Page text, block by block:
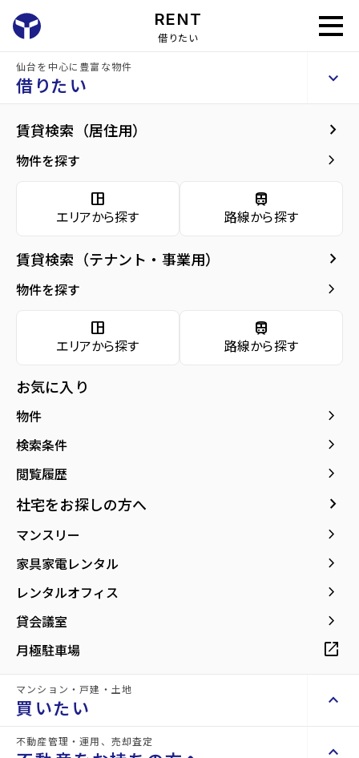
RENT
借りたい
仙台を中心に豊富な物件
借りたい keyboard_arrow_up
賃貸検索（居住用） keyboard_arrow_right
物件を探す keyboard_arrow_right
space_dashboard
エリアから探す
train
路線から探す
賃貸検索（テナント・事業用） keyboard_arrow_right
物件を探す keyboard_arrow_right
space_dashboard
エリアから探す
train
路線から探す
お気に入り
物件 keyboard_arrow_right
検索条件 keyboard_arrow_right
閲覧履歴 keyboard_arrow_right
社宅をお探しの方へ keyboard_arrow_right
マンスリー keyboard_arrow_right
家具家電レンタル keyboard_arrow_right
レンタルオフィス keyboard_arrow_right
貸会議室 keyboard_arrow_right
月極駐車場 open_in_new
マンション・戸建・土地
買いたい keyboard_arrow_up
不動産を買いたい方へ keyboard_arrow_right
不動産管理・運用、売却査定
keyboard_arrow_up
貸事務所 三井住友銀行仙台ビル
建物概要
現在募集中の物件arrow_forward
arrow_forward
地図・周辺環境 arrow_forward
三井住友銀行仙台ビル
種別／構造
仙石線/あおば通駅 徒歩1分
仙台市地下鉄南北線/仙台駅 徒歩2分
仙台市地下鉄南北線/広瀬通駅 徒歩6分
所在地
現在募集中の物件 arrow_forward
5階 space_dashboard206.08m² currency_yen 582786
同じ建物で現在募集中
の物件
Properties For Rent